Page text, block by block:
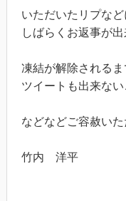
いただいたリプなど
しばらくお返事が
凍結が解除されるま
ツイートも出来ない
などなどご容赦いた
竹内 洋平